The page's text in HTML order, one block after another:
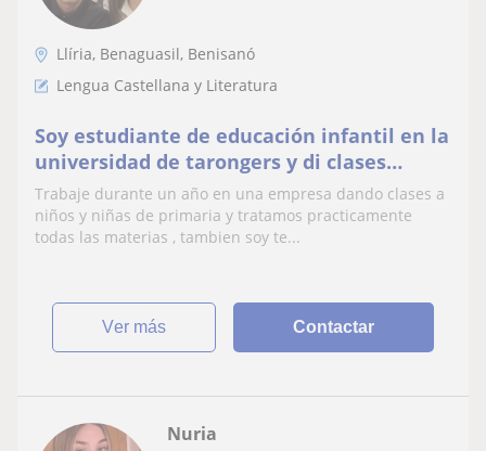
Llíria, Benaguasil, Benisanó
Lengua Castellana y Literatura
Soy estudiante de educación infantil en la
universidad de tarongers y di clases
particulares a niños y niñas de educación
primaria
Trabaje durante un año en una empresa dando clases a
niños y niñas de primaria y tratamos practicamente
todas las materias , tambien soy te...
ver más Contactar
Nuria